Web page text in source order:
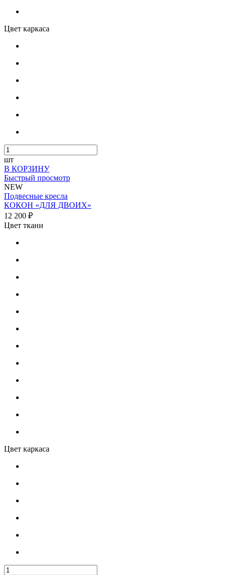
Цвет каркаса
шт
В КОРЗИНУ
Быстрый просмотр
NEW
Подвесные кресла
КОКОН «ДЛЯ ДВОИХ»
12 200 ₽
Цвет ткани
Цвет каркаса